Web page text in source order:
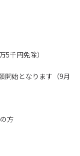
千円免除）
開始となります（9月
方